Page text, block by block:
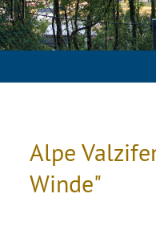
Previous
Alpe
Winde"